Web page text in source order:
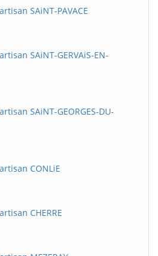
SAiNT-PAVACE
SAiNT-GERVAiS-EN-
SAiNT-GEORGES-DU-
CONLiE
CHERRE